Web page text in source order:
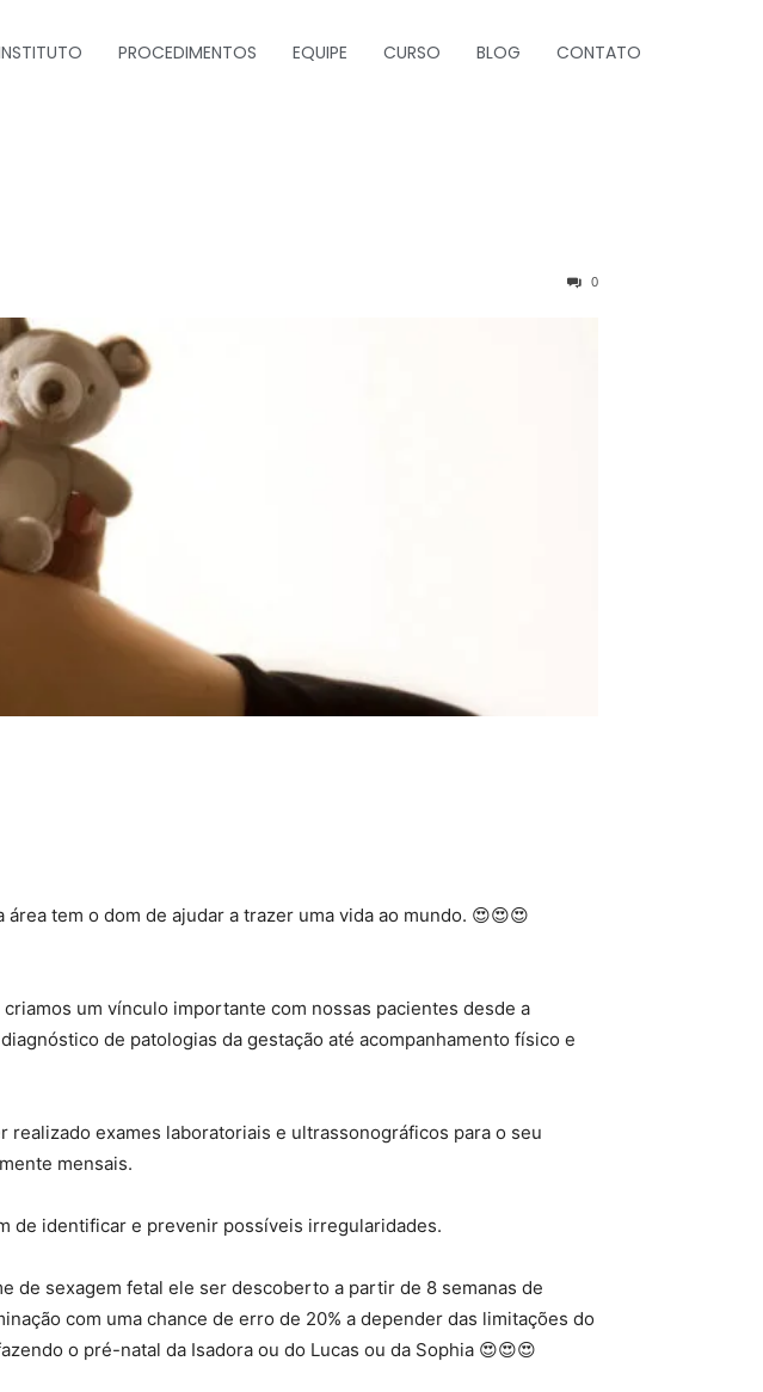
PROCEDIMENTOS EQUIPE CURSO BLOG CONTATO
0
tem o dom de ajudar a trazer uma vida ao mundo. 😍😍😍
um vínculo importante com nossas pacientes desde a
de patologias da gestação até acompanhamento físico e
exames laboratoriais e ultrassonográficos para o seu
mensais.
de identificar e prevenir possíveis irregularidades.
de sexagem fetal ele ser descoberto a partir de 8 semanas de
com uma chance de erro de 20% a depender das limitações do
o pré-natal da Isadora ou do Lucas ou da Sophia 😍😍😍